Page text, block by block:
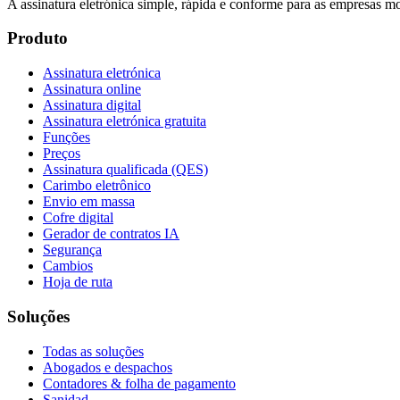
A assinatura eletrónica simple, rápida e conforme para as empresas
Produto
Assinatura eletrónica
Assinatura online
Assinatura digital
Assinatura eletrónica gratuita
Funções
Preços
Assinatura qualificada (QES)
Carimbo eletrônico
Envio em massa
Cofre digital
Gerador de contratos IA
Segurança
Cambios
Hoja de ruta
Soluções
Todas as soluções
Abogados e despachos
Contadores & folha de pagamento